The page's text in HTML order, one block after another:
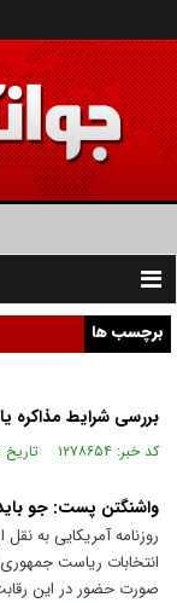
Toggle
navigation
برچسب ها
بررسی شرایط مذاکره
کد خبر: ۱۲۷۸۶۵۴ تاریخ انتشار : ۱۴۰۳/۱۱/۰۴
واشنگتن پست: جو بایدن از
روزنامه آمریکایی به
صورت حضور در این